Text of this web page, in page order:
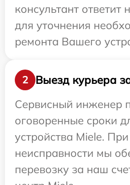
консультант
для уточнения
ремонта Вашего
2
Выезд курьера
Сервисный инженер
оговоренные сроки
устройства Miele.
неисправности мы
перевозку за наш